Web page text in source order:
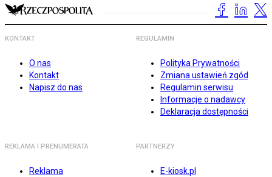
KONTAKT
O nas
Kontakt
Napisz do nas
REGULAMIN
Polityka Prywatności
Zmiana ustawień zgód
Regulamin serwisu
Informacje o nadawcy
Deklaracja dostępności
REKLAMA I PRENUMERATA
Reklama
PARTNERZY
E-kiosk.pl